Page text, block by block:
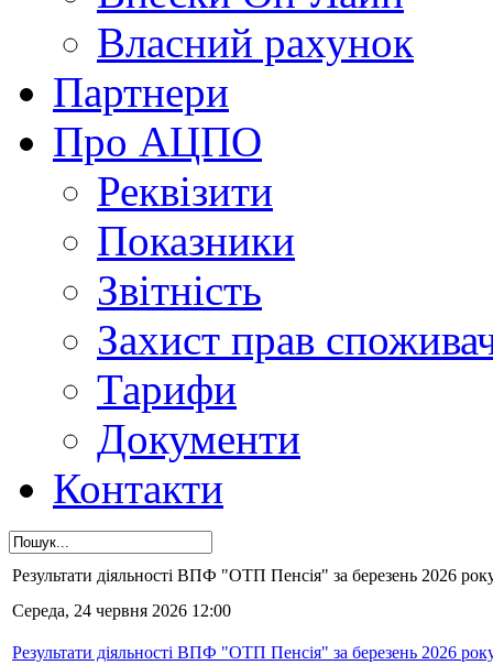
Власний рахунок
Партнери
Про АЦПО
Реквізити
Показники
Звітність
Захист прав
Тарифи
Документи
Контакти
Результати діяльності ВПФ "ОТП Пенсія" за березень 2026
Середа, 24 червня 2026 12:00
Результати діяльності ВПФ "ОТП Пенсія" за березень 2026